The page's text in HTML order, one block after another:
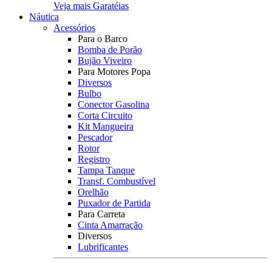
Veja mais Garatéias
Náutica
Acessórios
Para o Barco
Bomba de Porão
Bujão Viveiro
Para Motores Popa
Diversos
Bulbo
Conector Gasolina
Corta Circuito
Kit Mangueira
Pescador
Rotor
Registro
Tampa Tanque
Transf. Combustível
Orelhão
Puxador de Partida
Para Carreta
Cinta Amarração
Diversos
Lubrificantes